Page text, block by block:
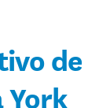
de
York